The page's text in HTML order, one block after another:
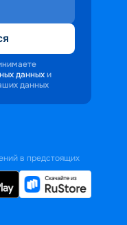
данных и
данных
в предстоящих